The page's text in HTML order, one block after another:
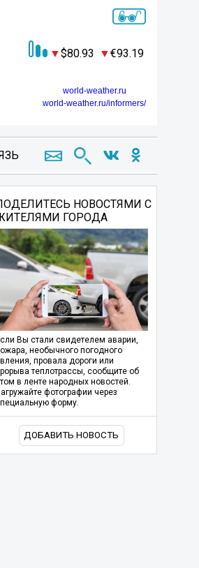
80.93 93.19
world-weather.ru
world-weather.ru/informers/
НОВОСТЯМИ С
ГОРОДА
Вы стали свидетелем аварии,
необычного погодного
провала дороги или
теплотрассы, сообщите об
в ленте народных новостей.
фотографии через
форму.
ДОБАВИТЬ НОВОСТЬ